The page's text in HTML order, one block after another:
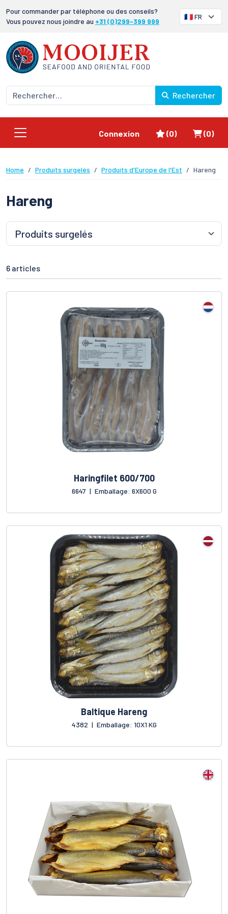
Pour commander par téléphone ou des conseils?
Vous pouvez nous joindre au +31 (0)299-399 999
Rechercher
Connexion Favoris
(0) Panier
(0)
Home Produits surgelés Produits d'Europe de l'Est Hareng
Hareng
6 articles
Haringfilet 600/700
6647 | Emballage: 6X600 G
Baltique Hareng
4382 | Emballage: 10X1 KG